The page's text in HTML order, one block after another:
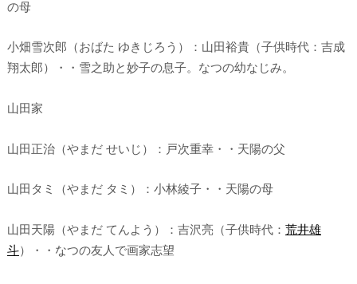
の母
小畑雪次郎（おばた ゆきじろう）：山田裕貴（子供時代：吉成
翔太郎）・・雪之助と妙子の息子。なつの幼なじみ。
山田家
山田正治（やまだ せいじ）：戸次重幸・・天陽の父
山田タミ（やまだ タミ）：小林綾子・・天陽の母
山田天陽（やまだ てんよう）：吉沢亮（子供時代： 荒井雄
斗）・・なつの友人で画家志望